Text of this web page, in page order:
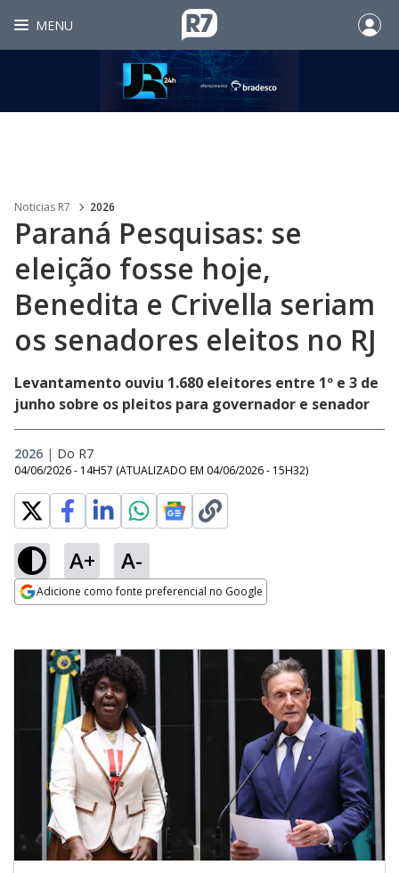
MENU
Noticias R7 2026
Paraná Pesquisas: se
eleição fosse hoje,
Benedita e Crivella seriam
os senadores eleitos no RJ
Levantamento ouviu 1.680 eleitores entre 1º e 3 de
junho sobre os pleitos para governador e senador
2026 | Do R7
04/06/2026 - 14H57 (ATUALIZADO EM 04/06/2026 - 15H32)
A+ A-
Adicione como fonte preferencial no Google